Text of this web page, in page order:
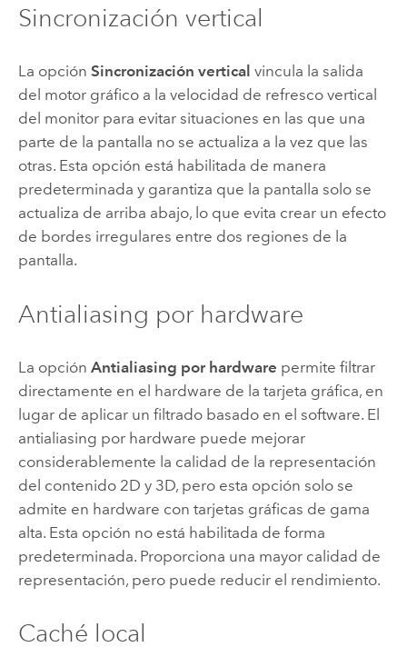
Sincronización vertical
La opción Sincronización vertical vincula la salida
del motor gráfico a la velocidad de refresco vertical
del monitor para evitar situaciones en las que una
parte de la pantalla no se actualiza a la vez que las
otras. Esta opción está habilitada de manera
predeterminada y garantiza que la pantalla solo se
actualiza de arriba abajo, lo que evita crear un efecto
de bordes irregulares entre dos regiones de la
pantalla.
Antialiasing por hardware
La opción Antialiasing por hardware permite filtrar
directamente en el hardware de la tarjeta gráfica, en
lugar de aplicar un filtrado basado en el software. El
antialiasing por hardware puede mejorar
considerablemente la calidad de la representación
del contenido 2D y 3D, pero esta opción solo se
admite en hardware con tarjetas gráficas de gama
alta. Esta opción no está habilitada de forma
predeterminada. Proporciona una mayor calidad de
representación, pero puede reducir el rendimiento.
Caché local